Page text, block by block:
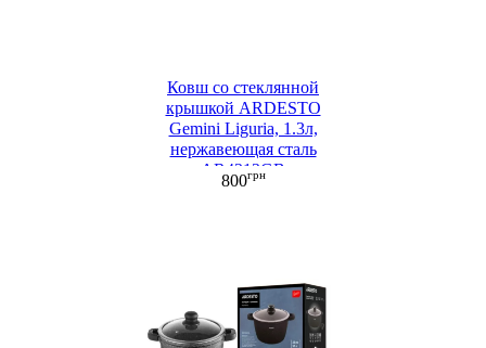
Ковш со стеклянной
крышкой ARDESTO
Gemini Liguria, 1.3л,
нержавеющая сталь
AR4313GB
800грн